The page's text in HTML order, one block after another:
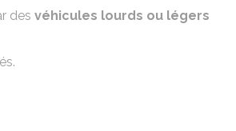
des véhicules lourds ou légers